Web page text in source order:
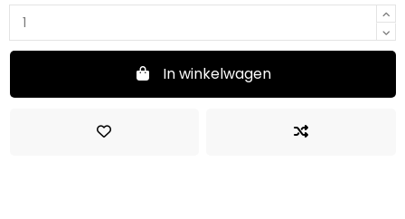
In winkelwagen